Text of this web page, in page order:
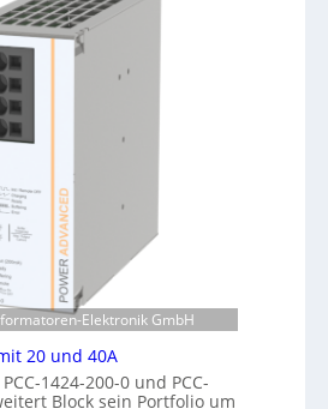
e
e
r
g
Elektronik GmbH
20 und 40A
1424-200-0 und PCC-
Block sein Portfolio um